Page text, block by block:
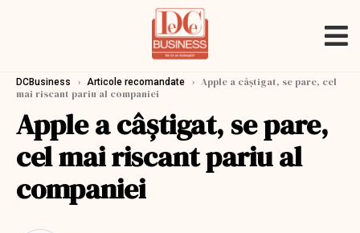
DCBusiness › Articole recomandate › Apple a câștigat, se pare, cel
mai riscant pariu al companiei
Apple a câștigat, se pare,
cel mai riscant pariu al
companiei